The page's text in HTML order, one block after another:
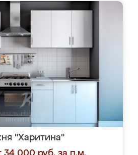
"Харитина"